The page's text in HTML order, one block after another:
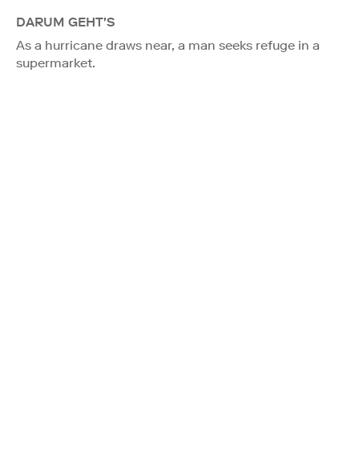
DARUM GEHT'S
As a hurricane draws near, a man seeks refuge in a
supermarket.